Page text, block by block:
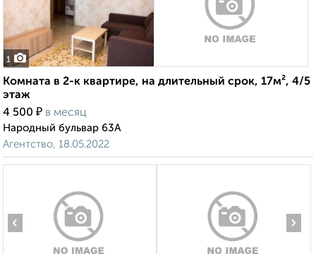
1
Комната в 2-к квартире, на длительный срок, 17м², 4/5
этаж
4 500 ₽ в месяц
Народный бульвар 63А
Агентство, 18.05.2022
‹ ›